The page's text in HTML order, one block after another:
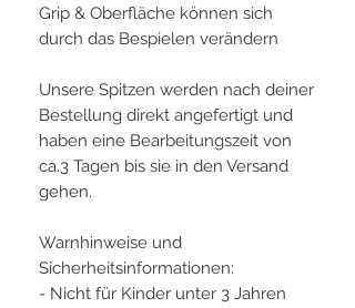
Grip & Oberfläche können sich
durch das Bespielen verändern
Unsere Spitzen werden nach deiner
Bestellung direkt angefertigt und
haben eine Bearbeitungszeit von
ca.3 Tagen bis sie in den Versand
gehen.
Warnhinweise und
Sicherheitsinformationen:
- Nicht für Kinder unter 3 Jahren